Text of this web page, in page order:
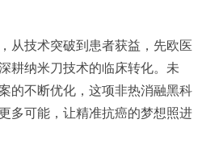
从技术突破到患者获益，先欧医
耕纳米刀技术的临床转化。未
的不断优化，这项非热消融黑科
多可能，让精准抗癌的梦想照进